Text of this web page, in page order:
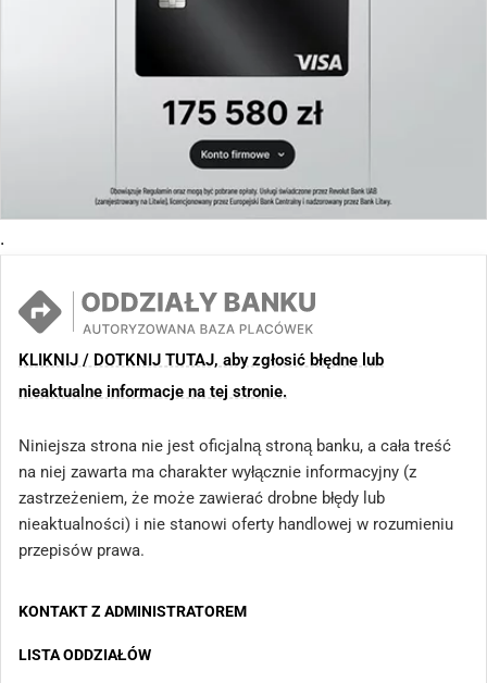
.
KLIKNIJ / DOTKNIJ TUTAJ, aby zgłosić błędne lub
nieaktualne informacje na tej stronie.
Niniejsza strona nie jest oficjalną stroną banku, a cała treść
na niej zawarta ma charakter wyłącznie informacyjny (z
zastrzeżeniem, że może zawierać drobne błędy lub
nieaktualności) i nie stanowi oferty handlowej w rozumieniu
przepisów prawa.
KONTAKT Z ADMINISTRATOREM
LISTA ODDZIAŁÓW